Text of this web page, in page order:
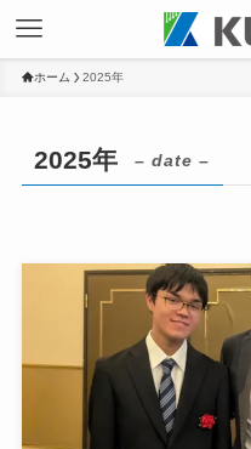
ホーム 2025年
2025年 – date –